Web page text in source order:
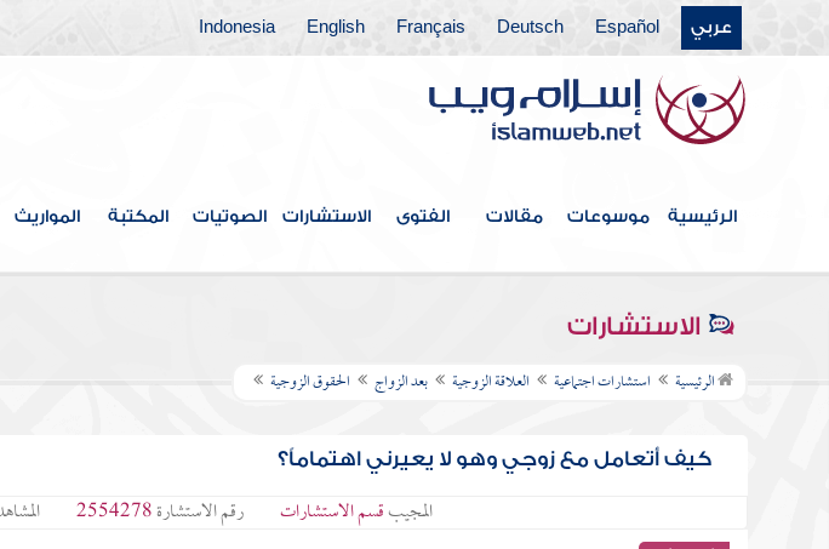
عربي Español
Deutsch
Français
English
Indonesia
الرئيسية موسوعات مقالات الفتوى الاستشارات الصوتيات المكتبة المواريث
الاستشارات
الرئيسية استشارات اجتماعية العلاقة الزوجية بعد الزواج الحقوق الزوجية
كيف أتعامل مع زوجي وهو لا يعيرني اهتماماً؟
المجيبقسم الاستشارات رقم الاستشارة2554278